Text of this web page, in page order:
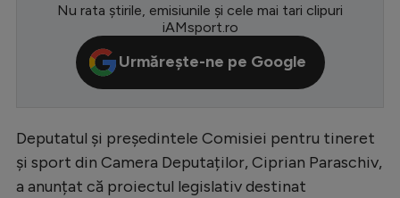
Conference League
CM 2026
Premier League
Serie A
Bundesliga
Nu rata știrile, emisiunile și cele mai tari clipuri
iAMsport.ro
Urmărește-ne pe Google
Deputatul și președintele Comisiei pentru tineret
și sport din Camera Deputaților, Ciprian Paraschiv,
a anunțat că proiectul legislativ destinat